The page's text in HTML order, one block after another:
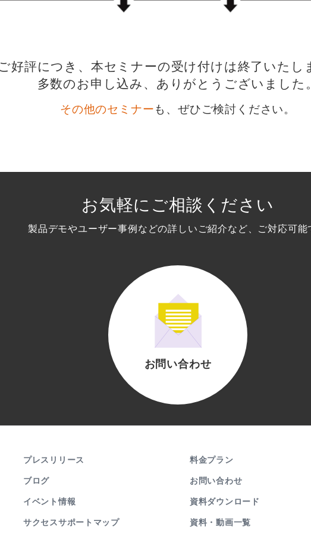
ご好評につき、本セミナーの受け付けは終了いたし
多数のお申し込み、ありがとうございました。
その他のセミナーも、ぜひご検討ください。
お気軽にご相談ください
製品デモやユーザー事例などの詳しいご紹介など、ご対応可能
お問い合わせ
プレスリリース
ブログ
イベント情報
サクセスサポートマップ
料金プラン
お問い合わせ
資料ダウンロード
資料・動画一覧